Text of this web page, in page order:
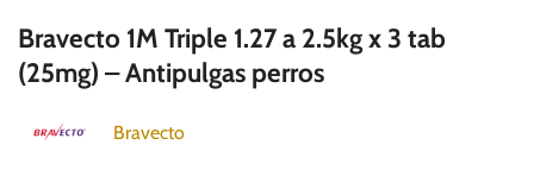
Bravecto 1M Triple 1.27 a 2.5kg x 3 tab
(25mg) – Antipulgas perros
Bravecto